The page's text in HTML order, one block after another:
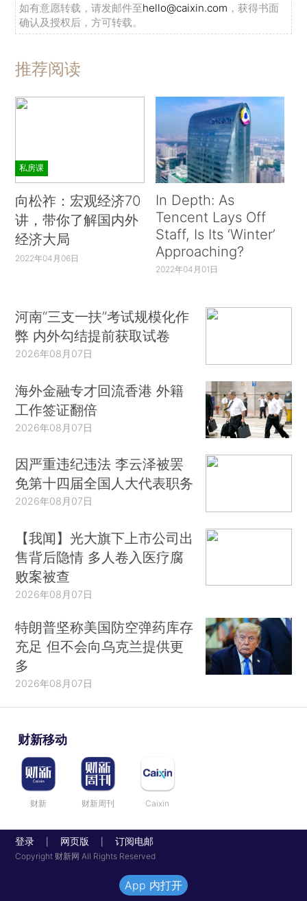
如有意愿转载，请发邮件至hello@caixin.com ，获得书面
确认及授权后，方可转载。
推荐阅读
私房课
向松祚：宏观经济70
讲，带你了解国内外
经济大局
2022年04月06日
In Depth: As
Tencent Lays Off
Staff, Is Its ‘Winter’
Approaching?
2022年04月01日
河南“三支一扶”考试规模化作
弊 内外勾结提前获取试卷
2026年08月07日
海外金融专才回流香港 外籍
工作签证翻倍
2026年08月07日
因严重违纪违法 李云泽被罢
免第十四届全国人大代表职务
2026年08月07日
【我闻】光大旗下上市公司出
售背后隐情 多人卷入医疗腐
败案被查
2026年08月07日
特朗普坚称美国防空弹药库存
充足 但不会向乌克兰提供更
多
2026年08月07日
财新移动
财新 财新周刊 Caixin
登录 网页版 订阅电邮
Copyright 财新网 All Rights Reserved
App 内打开